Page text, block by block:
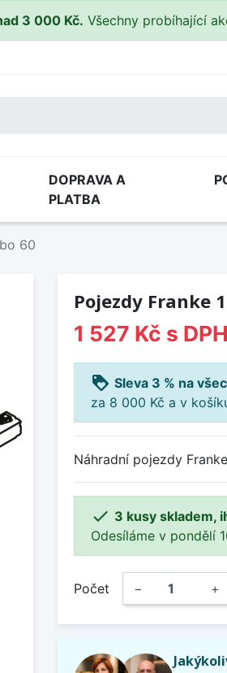
3 000 Kč. Všechny probíhající
DOPRAVA A
PLATBA
60
Pojezdy Franke
1 527 Kč s DPH
loyalty Sleva 3 % na
za 8 000 Kč a v
Náhradní pojezdy
 3 kusy skladem,
Odesíláme v pondělí
Počet − +